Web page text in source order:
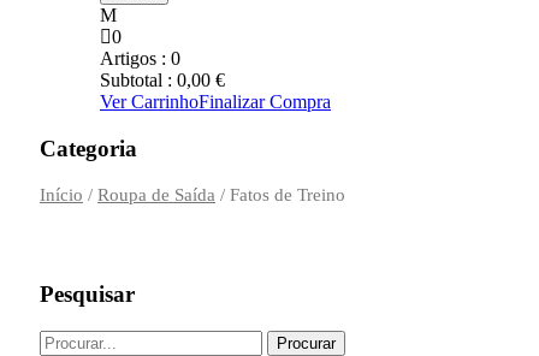
0
Artigos : 0
Subtotal : 0,00 €
Ver CarrinhoFinalizar Compra
Categoria
Início / Roupa de Saída / Fatos de Treino
Pesquisar